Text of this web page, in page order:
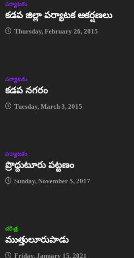
పర్యాటకం
కడప జిల్లా పర్యాటక ఆకర్షణలు
Thursday, February 26, 2015
పర్యాటకం
కడప నగరం
Tuesday, March 3, 2015
పర్యాటకం
ప్రొద్దుటూరు పట్టణం
Sunday, November 5, 2017
చరిత్ర
ముత్తులూరుపాడు
Friday, January 15, 2021